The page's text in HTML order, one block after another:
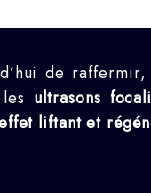
de
ultrasons
liftant et